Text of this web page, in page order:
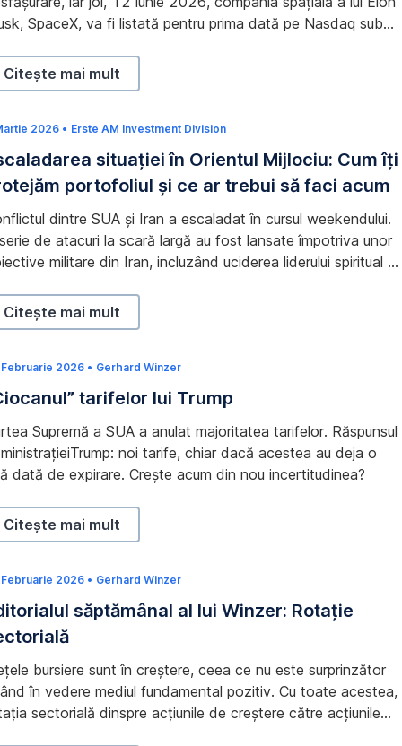
2
6
SpaceX, va fi listată pentru prima dată pe Nasdaq sub
și a analiza situația cu luciditate: Ce se ascunde în
acestei evaluări? Care sunt oportunitățile și care
SpaceX se listează pe bursă: Ce se ascunde în
Citește mai mult
portofoliul și ce ar trebui să faci acum
20261
M
a
r
t
e
2
0
2
• Erste AM Investment Division
situației în Orientul Mijlociu: Cum îți
portofoliul și ce ar trebui să faci acum
dintre SUA și Iran a escaladat în cursul weekendului.
de atacuri la scară largă au fost lansate împotriva unor
militare din Iran, incluzând uciderea liderului spiritual al
piețele financiare și cum ne poziționăm ca răspuns la
Escaladarea situației în Orientul Mijlociu: Cum îți
Citește mai mult
20263
I
u
i
e
2
0
• Gerhard Winzer
tarifelor lui Trump
Supremă a SUA a anulat majoritatea tarifelor. Răspunsul
noi tarife, chiar dacă acestea au deja o
dată de expirare. Crește acum din nou incertitudinea?
„Ciocanul” tarifelor lui Trump,
Citește mai mult
20261
F
e
a
r
i
e
• Gerhard Winzer
săptămânal al lui Winzer: Rotație
bursiere sunt în creștere, ceea ce nu este surprinzător
în vedere mediul fundamental pozitiv. Cu toate acestea,
sectorială dinspre acțiunile de creștere către acțiunile